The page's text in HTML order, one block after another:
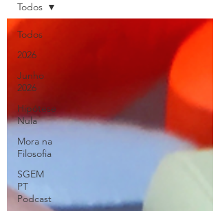
Todos
2026
Junho
2026
Hipótese
Nula
Mora na
Filosofia
SGEM
PT
Podcast
Todos